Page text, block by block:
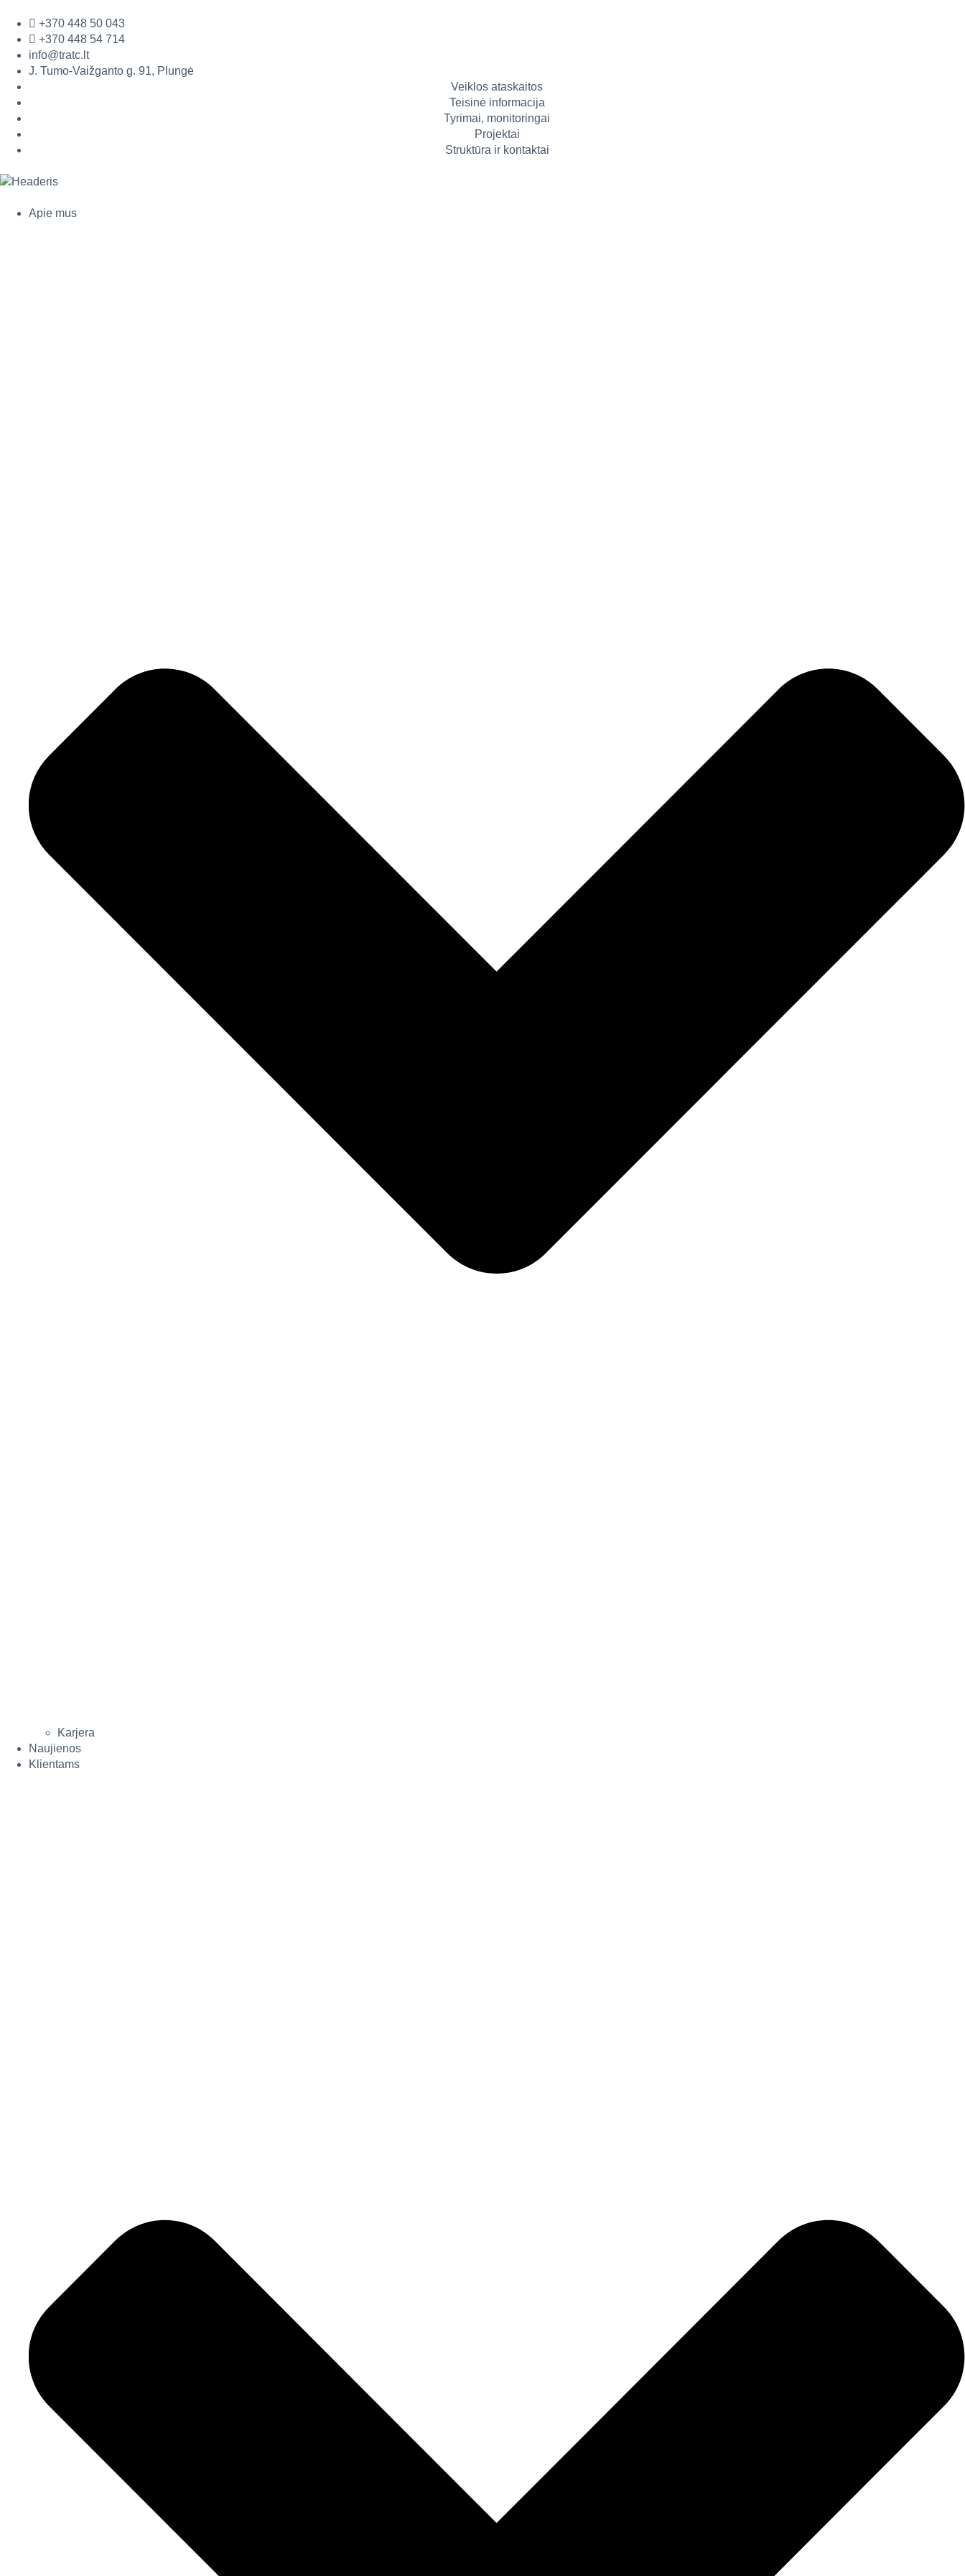
turinio+370 448 50 043
+370 448 54 714
info@tratc.lt
J. Tumo-Vaižganto g. 91, Plungė
Veiklos ataskaitos
Teisinė informacija
Tyrimai, monitoringai
Projektai
Struktūra ir kontaktai
Apie mus
Karjera
Naujienos
Klientams